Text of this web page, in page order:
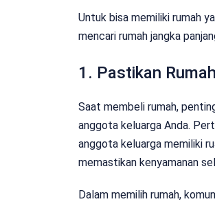
Untuk bisa memiliki rumah
mencari rumah jangka
1. Pastikan
Saat membeli rumah,
anggota keluarga Anda.
anggota keluarga memiliki
memastikan kenyamanan
Dalam memilih rumah,